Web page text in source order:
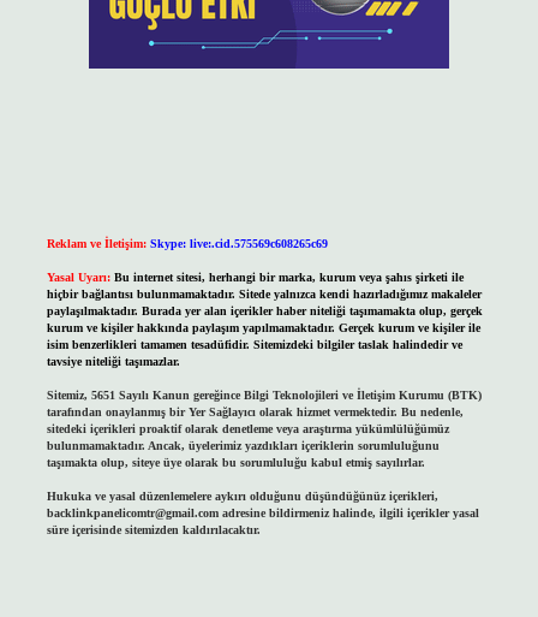
Reklam ve İletişim: Skype: live:.cid.575569c608265c69
Yasal Uyarı: Bu internet sitesi, herhangi bir marka, kurum veya şahıs şirketi ile
hiçbir bağlantısı bulunmamaktadır. Sitede yalnızca kendi hazırladığımız makaleler
paylaşılmaktadır. Burada yer alan içerikler haber niteliği taşımamakta olup, gerçek
kurum ve kişiler hakkında paylaşım yapılmamaktadır. Gerçek kurum ve kişiler ile
isim benzerlikleri tamamen tesadüfidir. Sitemizdeki bilgiler taslak halindedir ve
tavsiye niteliği taşımazlar.
Sitemiz, 5651 Sayılı Kanun gereğince Bilgi Teknolojileri ve İletişim Kurumu (BTK)
tarafından onaylanmış bir Yer Sağlayıcı olarak hizmet vermektedir. Bu nedenle,
sitedeki içerikleri proaktif olarak denetleme veya araştırma yükümlülüğümüz
bulunmamaktadır. Ancak, üyelerimiz yazdıkları içeriklerin sorumluluğunu
taşımakta olup, siteye üye olarak bu sorumluluğu kabul etmiş sayılırlar.
Hukuka ve yasal düzenlemelere aykırı olduğunu düşündüğünüz içerikleri,
backlinkpanelicomtr@gmail.comadresine bildirmeniz halinde, ilgili içerikler yasal
süre içerisinde sitemizden kaldırılacaktır.